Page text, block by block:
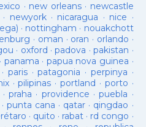
· new orleans· newcastle
· newyork· nicaragua · nice ·
· nottingham · nouakchott
· oman · oran · orlando ·
· oxford ·padova ·pakistan ·
· panama · papua nova guinea ·
· paris·patagonia · perpinya ·
·pilipinas ·portland · porto ·
·praha · providence ·puebla ·
·punta cana · qatar · qingdao ·
· quito · rabat · rd congo ·